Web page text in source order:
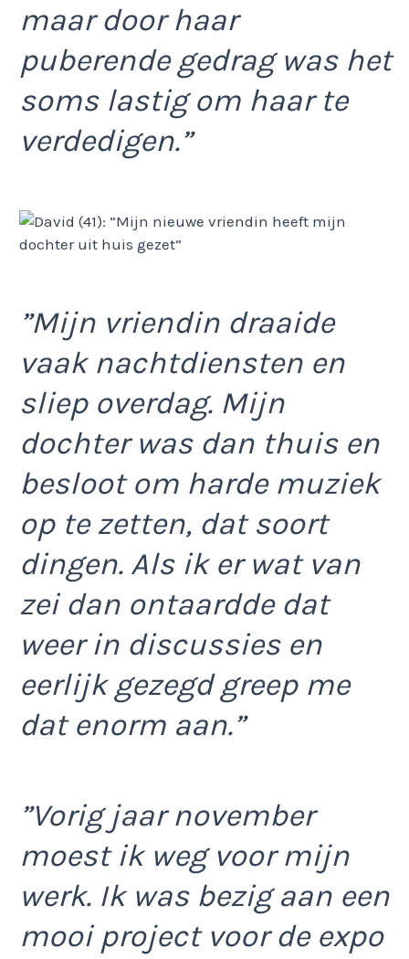
maar door haar
puberende gedrag was het
soms lastig om haar te
verdedigen.”
”Mijn vriendin draaide
vaak nachtdiensten en
sliep overdag. Mijn
dochter was dan thuis en
besloot om harde muziek
op te zetten, dat soort
dingen. Als ik er wat van
zei dan ontaardde dat
weer in discussies en
eerlijk gezegd greep me
dat enorm aan.”
”Vorig jaar november
moest ik weg voor mijn
werk. Ik was bezig aan een
mooi project voor de expo